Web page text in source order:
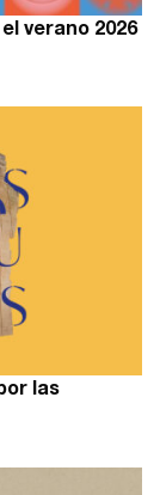
verano 2026
las